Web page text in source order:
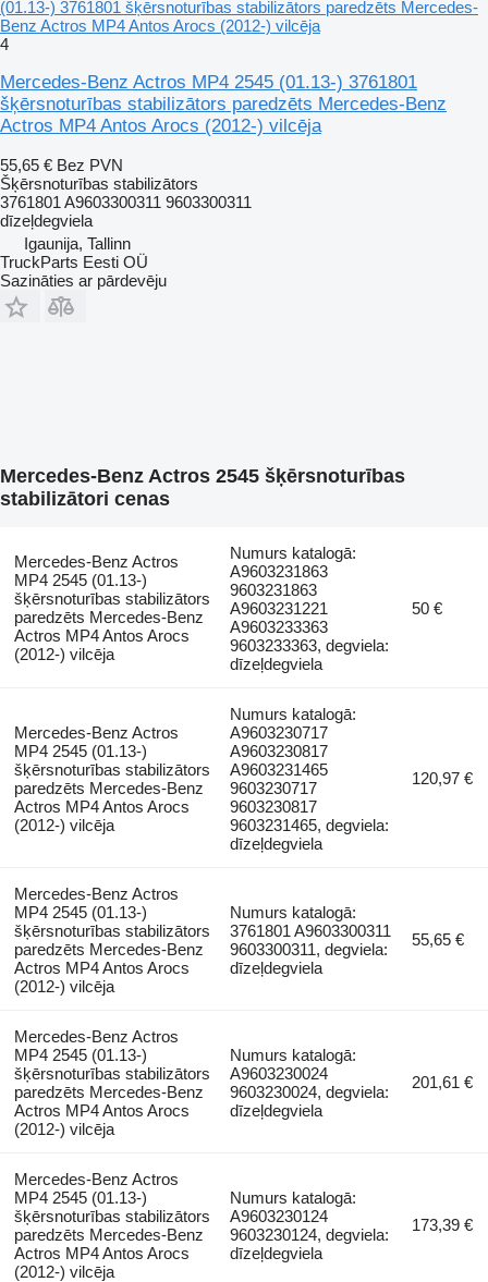
(01.13-) 3761801 šķērsnoturības stabilizātors paredzēts Mercedes-
Benz Actros MP4 Antos Arocs (2012-) vilcēja
4
Mercedes-Benz Actros MP4 2545 (01.13-) 3761801
šķērsnoturības stabilizātors paredzēts Mercedes-Benz
Actros MP4 Antos Arocs (2012-) vilcēja
55,65 € Bez PVN
Šķērsnoturības stabilizātors
3761801 A9603300311 9603300311
dīzeļdegviela
Igaunija, Tallinn
TruckParts Eesti OÜ
Sazināties ar pārdevēju
Mercedes-Benz Actros 2545 šķērsnoturības
stabilizātori cenas
Mercedes-Benz Actros
MP4 2545 (01.13-)
šķērsnoturības stabilizātors
paredzēts Mercedes-Benz
Actros MP4 Antos Arocs
(2012-) vilcēja
Numurs katalogā:
A9603231863
9603231863
A9603231221
A9603233363
9603233363, degviela:
dīzeļdegviela
50 €
Mercedes-Benz Actros
MP4 2545 (01.13-)
šķērsnoturības stabilizātors
paredzēts Mercedes-Benz
Actros MP4 Antos Arocs
(2012-) vilcēja
Numurs katalogā:
A9603230717
A9603230817
A9603231465
9603230717
9603230817
9603231465, degviela:
dīzeļdegviela
120,97 €
Mercedes-Benz Actros
MP4 2545 (01.13-)
šķērsnoturības stabilizātors
paredzēts Mercedes-Benz
Actros MP4 Antos Arocs
(2012-) vilcēja
Numurs katalogā:
3761801 A9603300311
9603300311, degviela:
dīzeļdegviela
55,65 €
Mercedes-Benz Actros
MP4 2545 (01.13-)
šķērsnoturības stabilizātors
paredzēts Mercedes-Benz
Actros MP4 Antos Arocs
(2012-) vilcēja
Numurs katalogā:
A9603230024
9603230024, degviela:
dīzeļdegviela
201,61 €
Mercedes-Benz Actros
MP4 2545 (01.13-)
šķērsnoturības stabilizātors
paredzēts Mercedes-Benz
Actros MP4 Antos Arocs
(2012-) vilcēja
Numurs katalogā:
A9603230124
9603230124, degviela:
dīzeļdegviela
173,39 €